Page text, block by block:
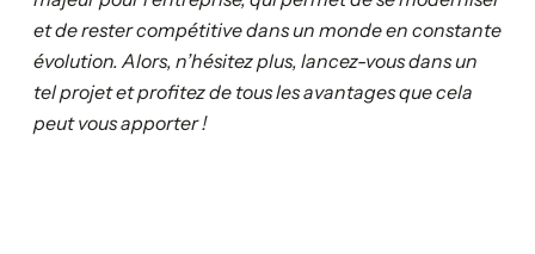
et de rester compétitive dans un monde en constante
évolution. Alors, n’hésitez plus, lancez-vous dans un
tel projet et profitez de tous les avantages que cela
peut vous apporter !